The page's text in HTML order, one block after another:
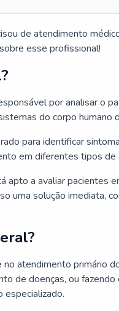
de atendimento
esse profissional!
por analisar o
do corpo humano
para identificar
em diferentes tipos de
apto a avaliar pacientes
uma solução imediata,
atendimento primário
de doenças, ou
especializado.